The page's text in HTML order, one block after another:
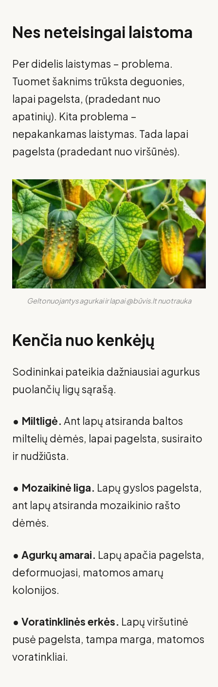
Nes neteisingai laistoma
Per didelis laistymas – problema.
Tuomet šaknims trūksta deguonies,
lapai pagelsta, (pradedant nuo
apatinių). Kita problema –
nepakankamas laistymas. Tada lapai
pagelsta (pradedant nuo viršūnės).
Geltonuojantys agurkai ir lapai @būvis.lt nuotrauka
Kenčia nuo kenkėjų
Sodininkai pateikia dažniausiai agurkus
puolančių ligų sąrašą.
• Miltligė. Ant lapų atsiranda baltos
miltelių dėmės, lapai pagelsta, susiraito
ir nudžiūsta.
• Mozaikinė liga. Lapų gyslos pagelsta,
ant lapų atsiranda mozaikinio rašto
dėmės.
• Agurkų amarai. Lapų apačia pagelsta,
deformuojasi, matomos amarų
kolonijos.
• Voratinklinės erkės. Lapų viršutinė
pusė pagelsta, tampa marga, matomos
voratinkliai.